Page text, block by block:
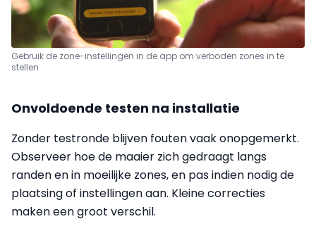
Gebruik de zone-instellingen in de app om verboden zones in te
stellen
Onvoldoende testen na installatie
Zonder testronde blijven fouten vaak onopgemerkt.
Observeer hoe de maaier zich gedraagt langs
randen en in moeilijke zones, en pas indien nodig de
plaatsing of instellingen aan. Kleine correcties
maken een groot verschil.